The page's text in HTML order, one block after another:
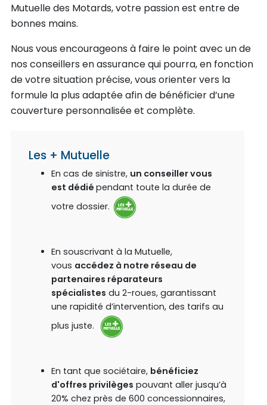
Mutuelle des Motards, votre passion est entre de
bonnes mains.
Nous vous encourageons à faire le point avec un de
nos conseillers en assurance qui pourra, en fonction
de votre situation précise, vous orienter vers la
formule la plus adaptée afin de bénéficier d’une
couverture personnalisée et complète.
Les + Mutuelle
En cas de sinistre, un conseiller vous
est dédié pendant toute la durée de
votre dossier.
En souscrivant à la Mutuelle,
vous accédez à notre réseau de
partenaires réparateurs
spécialistes du 2-roues, garantissant
une rapidité d’intervention, des tarifs au
plus juste.
En tant que sociétaire, bénéficiez
d'offres privilèges pouvant aller jusqu’à
20% chez près de 600 concessionnaires,